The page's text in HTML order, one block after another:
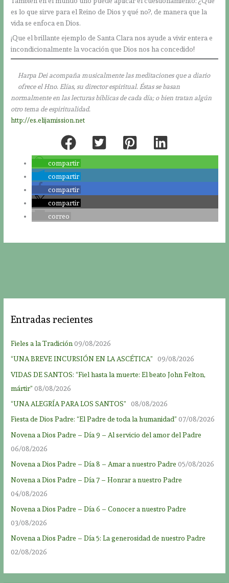
es lo que sirve para el Reino de Dios y qué no?, de manera que la
vida se enfoca en Dios.
¡Que el brillante ejemplo de Santa Clara nos ayude a vivir entera e
incondicionalmente la vocación que Dios nos ha concedido!
Harpa Dei acompaña musicalmente las meditaciones que a diario
ofrece el Hno. Elías, su director espiritual. Éstas se basan
normalmente en las lecturas bíblicas de cada día; o bien tratan algún
otro tema de espiritualidad.
http://es.elijamission.net
compartir
compartir
compartir
compartir
correo
Entradas recientes
Fieles a la Tradición 09/08/2026
“UNA BREVE INCURSIÓN EN LA ASCÉTICA”
09/08/2026
VIDAS DE SANTOS: “Fiel hasta la muerte: El beato John Felton,
mártir” 08/08/2026
“UNA ALEGRÍA PARA LOS SANTOS”
08/08/2026
Fiesta de Dios Padre: “El Padre de toda la humanidad” 07/08/2026
Novena a Dios Padre – Día 9 – Al servicio del amor del Padre
06/08/2026
Novena a Dios Padre – Día 8 – Amar a nuestro Padre 05/08/2026
Novena a Dios Padre – Día 7 – Honrar a nuestro Padre
04/08/2026
Novena a Dios Padre – Día 6 – Conocer a nuestro Padre
03/08/2026
Novena a Dios Padre – Día 5: La generosidad de nuestro Padre
02/08/2026